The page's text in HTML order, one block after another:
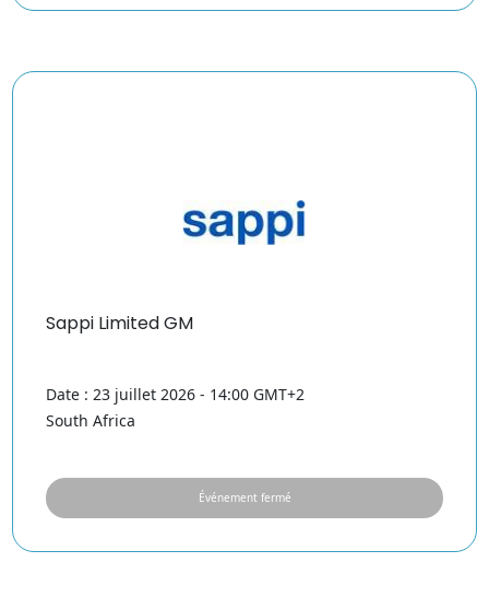
Sappi Limited GM
Date : 23 juillet 2026 - 14:00 GMT+2
South Africa
Événement fermé